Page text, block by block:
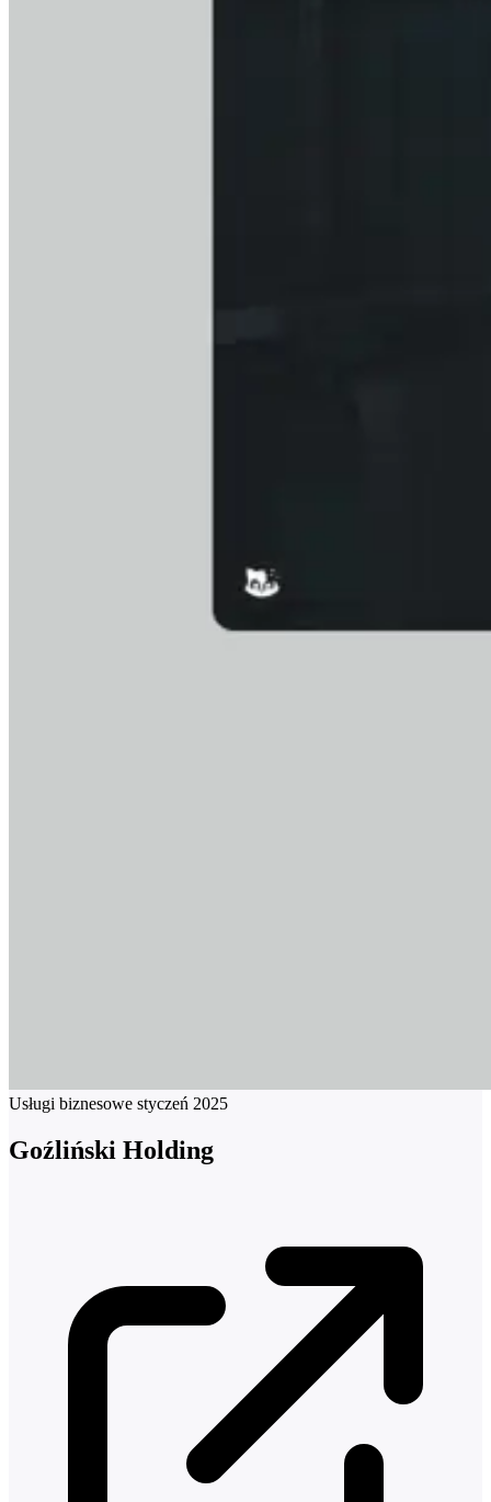
Usługi biznesowe styczeń 2025
Goźliński Holding